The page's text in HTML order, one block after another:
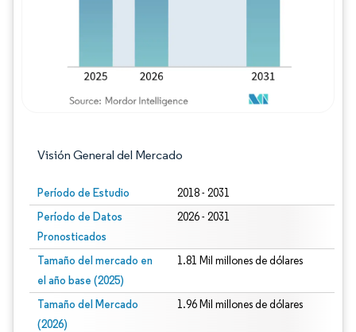
Visión General del Mercado
Período de Estudio 2018 - 2031
Período de Datos
Pronosticados
2026 - 2031
Tamaño del mercado en
el año base (2025)
1.81 Mil millones de dólares
Tamaño del Mercado
(2026)
1.96 Mil millones de dólares